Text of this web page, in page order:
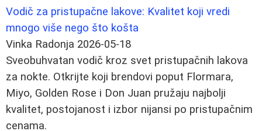
Vodič za pristupačne lakove: Kvalitet koji vredi
mnogo više nego što košta
Vinka Radonja 2026-05-18
Sveobuhvatan vodič kroz svet pristupačnih lakova
za nokte. Otkrijte koji brendovi poput Flormara,
Miyo, Golden Rose i Don Juan pružaju najbolji
kvalitet, postojanost i izbor nijansi po pristupačnim
cenama.